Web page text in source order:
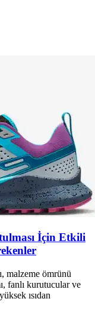
İçin Etkili
malzeme ömrünü
fanlı kurutucular ve
ısıdan